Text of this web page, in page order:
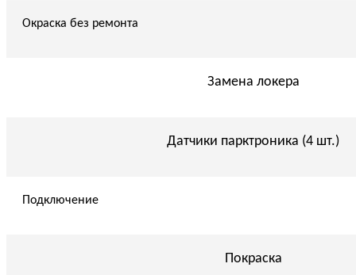
Окраска без ремонта
Замена локера
Датчики парктроника (4 шт.)
Подключение
Покраска